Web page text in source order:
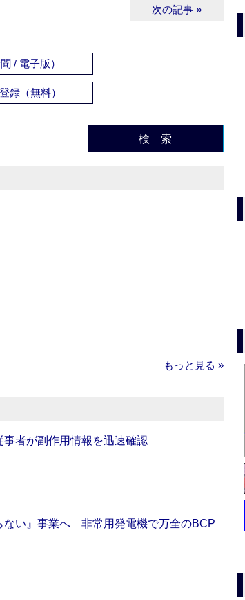
次の記事 »
/ 電子版）
録（無料）
検 索
もっと見る »
事者が副作用情報を迅速確認
ない』事業へ 非常用発電機で万全のBCP